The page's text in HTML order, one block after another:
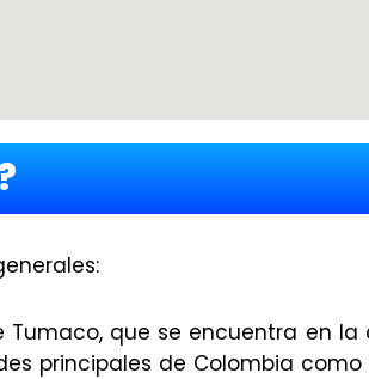
que se encuentra en la
principales de Colombia como